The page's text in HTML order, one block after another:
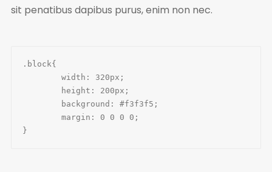
sit penatibus dapibus purus, enim non nec.
.block{
}